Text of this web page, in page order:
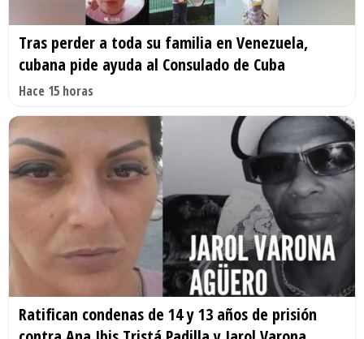
Tras perder a toda su familia en Venezuela,
cubana pide ayuda al Consulado de Cuba
Hace 15 horas
Ratifican condenas de 14 y 13 años de prisión